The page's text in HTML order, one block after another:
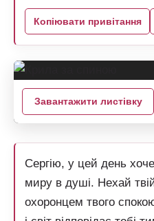
Копіювати привітання
Завантажити листівку
Сергію, у цей день
миру в душі. Нехай
охоронцем твого